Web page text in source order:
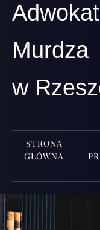
Murdza
w
STRONA
GŁÓWNA